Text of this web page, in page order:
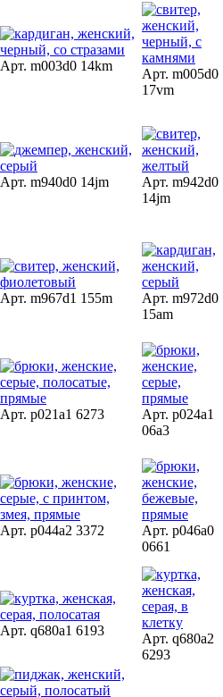
Арт. m003d0 14km
Арт. m005d0
17vm
Арт. m940d0 14jm
Арт. m942d0
14jm
Арт. m967d1 155m
Арт. m972d0
15am
Арт. p021a1 6273
Арт. p024a1
06a3
Арт. p044a2 3372
Арт. p046a0
0661
Арт. q680a1 6193
Арт. q680a2
6293